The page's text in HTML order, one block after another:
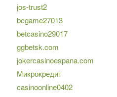
jos-trust2
bcgame27013
betcasino29017
ggbetsk.com
jokercasinoespana.com
Микрокредит
casinoonline0402